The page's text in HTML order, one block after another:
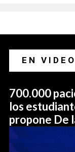
EN VIDEO
700.000
los
propone De